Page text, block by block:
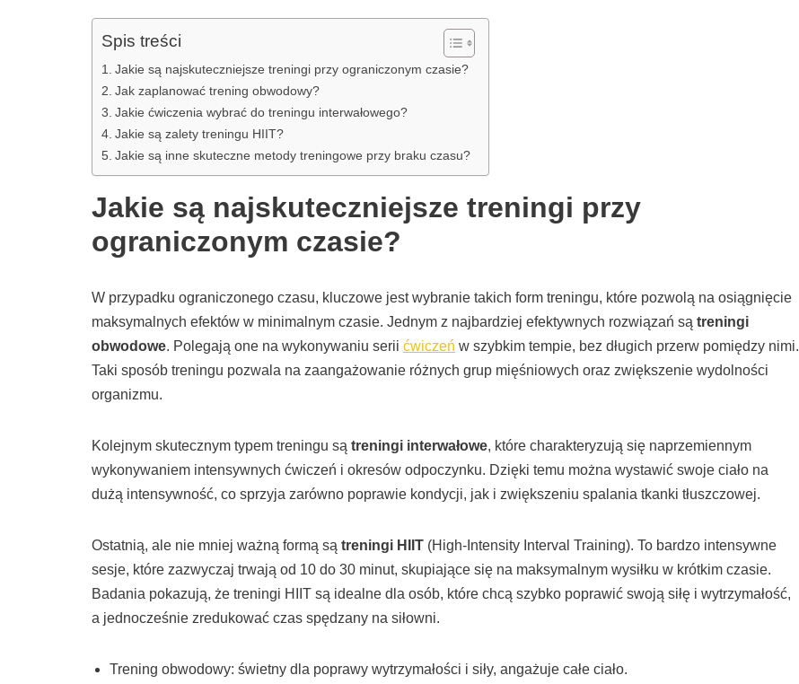
Spis treści
Jakie są najskuteczniejsze treningi przy ograniczonym czasie?
Jak zaplanować trening obwodowy?
Jakie ćwiczenia wybrać do treningu interwałowego?
Jakie są zalety treningu HIIT?
Jakie są inne skuteczne metody treningowe przy braku czasu?
Jakie są najskuteczniejsze treningi przy
ograniczonym czasie?
W przypadku ograniczonego czasu, kluczowe jest wybranie takich form treningu, które pozwolą na osiągnięcie
maksymalnych efektów w minimalnym czasie. Jednym z najbardziej efektywnych rozwiązań są treningi
obwodowe. Polegają one na wykonywaniu serii ćwiczeń w szybkim tempie, bez długich przerw pomiędzy nimi.
Taki sposób treningu pozwala na zaangażowanie różnych grup mięśniowych oraz zwiększenie wydolności
organizmu.
Kolejnym skutecznym typem treningu są treningi interwałowe, które charakteryzują się naprzemiennym
wykonywaniem intensywnych ćwiczeń i okresów odpoczynku. Dzięki temu można wystawić swoje ciało na
dużą intensywność, co sprzyja zarówno poprawie kondycji, jak i zwiększeniu spalania tkanki tłuszczowej.
Ostatnią, ale nie mniej ważną formą są treningi HIIT (High-Intensity Interval Training). To bardzo intensywne
sesje, które zazwyczaj trwają od 10 do 30 minut, skupiające się na maksymalnym wysiłku w krótkim czasie.
Badania pokazują, że treningi HIIT są idealne dla osób, które chcą szybko poprawić swoją siłę i wytrzymałość,
a jednocześnie zredukować czas spędzany na siłowni.
Trening obwodowy: świetny dla poprawy wytrzymałości i siły, angażuje całe ciało.